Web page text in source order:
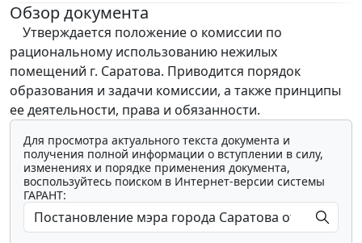
Обзор документа
Утверждается положение о комиссии по
рациональному использованию нежилых
помещений г. Саратова. Приводится порядок
образования и задачи комиссии, а также принципы
ее деятельности, права и обязанности.
Для просмотра актуального текста документа и
получения полной информации о вступлении в силу,
изменениях и порядке применения документа,
воспользуйтесь поиском в Интернет-версии системы
ГАРАНТ: